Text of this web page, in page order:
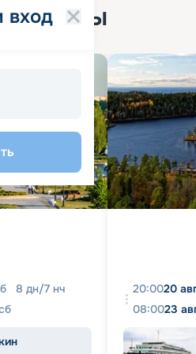
вход
круизы
8 дн/7 нч
20:0020
08:0023